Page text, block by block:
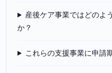
産後ケア事業ではどのよ
か？
これらの支援事業に申請